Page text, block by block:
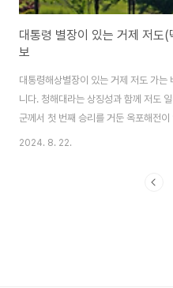
대통령 별장이 있는 거제 저도
보
대통령해상별장이 있는 거제 저도 가
니다. 청해대라는 상징성과 함께 저도
군께서 첫 번째 승리를 거둔 옥포해전
기 바랍니다. 한려수도의 보물 소매물
도 가는 배편은 궁농선착장에서 (주)거
2024. 8. 22.